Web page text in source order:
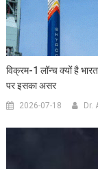
विक्रम-1 लॉन्च क्यों है
पर इसका असर
2026-07-18 Dr.